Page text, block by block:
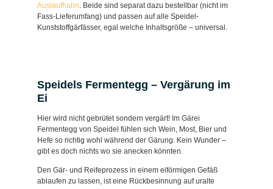
Auslaufhahn . Beide sind separat dazu bestellbar (nicht im
Fass-Lieferumfang) und passen auf alle Speidel-
Kunststoffgärfässer, egal welche Inhaltsgröße – universal.
Speidels Fermentegg – Vergärung im
Ei
Hier wird nicht gebrütet sondern vergärt! Im Gärei
Fermentegg von Speidel fühlen sich Wein, Most, Bier und
Hefe so richtig wohl während der Gärung. Kein Wunder –
gibt es doch nichts wo sie anecken könnten.
Den Gär- und Reifeprozess in einem eiförmigen Gefäß
ablaufen zu lassen, ist eine Rückbesinnung auf uralte